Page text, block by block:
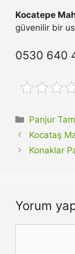
Kocatepe
güvenilir bir
0530 640
Kategoriler
Panjur
Kocataş
Konaklar
Yorum